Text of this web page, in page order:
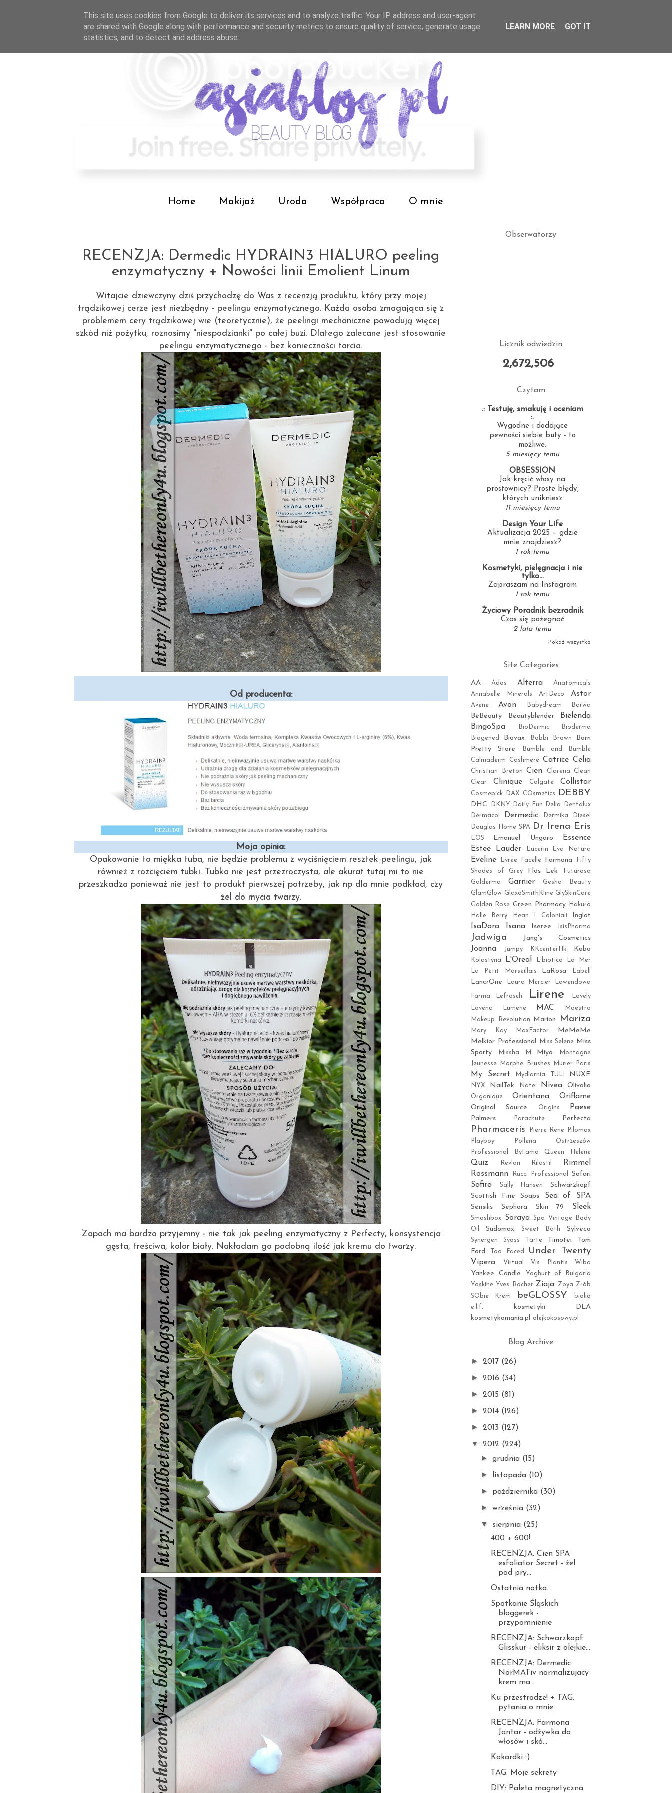
Home Makijaż Uroda Współpraca O mnie
RECENZJA: Dermedic HYDRAIN3 HIALURO peeling
enzymatyczny + Nowości linii Emolient Linum
Witajcie dziewczyny dziś przychodzę do Was z recenzją produktu, który przy mojej
trądzikowej cerze jest niezbędny - peelingu enzymatycznego. Każda osoba zmagająca się z
problemem cery trądzikowej wie (teoretycznie), że peelingi mechaniczne powodują więcej
szkód niż pożytku, roznosimy "niespodzianki" po całej buzi. Dlatego zalecane jest stosowanie
peelingu enzymatycznego - bez konieczności tarcia.
Od producenta:
Moja opinia:
Opakowanie to miękka tuba, nie będzie problemu z wyciśnięciem resztek peelingu, jak
również z rozcięciem tubki. Tubka nie jest przezroczysta, ale akurat tutaj mi to nie
przeszkadza ponieważ nie jest to produkt pierwszej potrzeby, jak np dla mnie podkład, czy
żel do mycia twarzy.
Zapach ma bardzo przyjemny - nie tak jak peeling enzymatyczny z Perfecty, konsystencja
gęsta, treściwa, kolor biały. Nakładam go podobną ilość jak kremu do twarzy.
Obserwatorzy
Licznik odwiedzin
2,672,506
Czytam
.: Testuję, smakuję i oceniam
:.
Wygodne i dodające
pewności siebie buty - to
możliwe.
5 miesięcy temu
OBSESSION
Jak kręcić włosy na
prostownicy? Proste błędy,
których unikniesz
11 miesięcy temu
Design Your Life
Aktualizacja 2025 – gdzie
mnie znajdziesz?
1 rok temu
Kosmetyki, pielęgnacja i nie
tylko...
Zapraszam na Instagram
1 rok temu
Życiowy Poradnik bezradnik
Czas się pożegnać
2 lata temu
Pokaż wszystko
Site Categories
AA Ados Alterra
Anatomicals
Annabelle Minerals
ArtDeco Astor
Avene Avon Babydream Barwa
BeBeauty Beautyblender
Bielenda
BingoSpa
BioDermic
Bioderma
Biogened
Biovax Bobbi Brown
Born
Pretty Store
Bumble and Bumble
Calmaderm
Cashmere Catrice Celia
Christian Breton Cien Clarena
Clean
Clear
Clinique Colgate Collistar
Cosmepick DAX COsmetics DEBBY
DHC DKNY Dairy Fun Delia
Dentalux
Dermacol
Dermedic Dermika
Diesel
Douglas Home SPA Dr Irena Eris
EOS Emanuel Ungaro
Essence
Estee Lauder
Eucerin Eva Natura
Eveline Evree Facelle Farmona
Fifty
Shades of Grey
Flos Lek
Futurosa
Galderma
Garnier
Gesha Beauty
GlamGlow GlaxoSmithKline GlySkinCare
Golden Rose Green Pharmacy
Hakuro
Halle Berry
Hean I Coloniali Inglot
IsaDora Isana Iseree IsisPharma
Jadwiga Jang's Cosmetics
Joanna Jumpy KKcenterHk Kobo
Kolastyna L'Oreal L'biotica
La Mer
La Petit Marseillais
LaRosa Labell
LancrOne Laura Mercier Lawendowa
Farma Lefrosch Lirene
Lovely
Lovena
Lumene MAC
Maestro
Makeup Revolution
Marion Mariza
Mary Kay MaxFactor
MeMeMe
Melkior Professional
Miss Selene Miss
Sporty
Missha M Miyo
Montagne
Jeunesse
Morphe Brushes Murier Paris
My Secret Mydlarnia TULI NUXE
NYX NailTek Natei Nivea Olivolio
Organique Orientana Oriflame
Original Source Origins Paese
Palmers Parachute Perfecta
Pharmaceris Pierre Rene
Pilomax
Playboy
Pollena Ostrzeszów
Professional ByFama
Queen Helene
Quiz Revlon Rilastil
Rimmel
Rossmann
Rucci Professional Safari
Safira Sally Hansen
Schwarzkopf
Scottish Fine Soaps
Sea of SPA
Sensilis Sephora Skin 79 Sleek
Smashbox Soraya Spa Vintage Body
Oil
Sudomax Sweet Bath Sylveco
Synergen Syoss Tarte Timotei
Tom
Ford
Too Faced Under Twenty
Vipera Virtual Vis Plantis Wibo
Yankee Candle
Yoghurt of Bulgaria
Yoskine Yves Rocher Ziaja Zoya Zrób
SObie Krem
beGLOSSY
bioliq
e.l.f.
kosmetyki DLA
kosmetykomania.pl olejkokosowy.pl
Blog Archive
► 2017 (26)
► 2016 (34)
► 2015 (81)
► 2014 (126)
► 2013 (127)
▼ 2012 (224)
►grudnia (15)
► listopada (10)
► października (30)
►września (32)
▼ sierpnia (25)
400 + 600!
RECENZJA: Cien SPA
exfoliator Secret - żel
pod pry...
Ostatnia notka...
Spotkanie Śląskich
bloggerek -
przypomnienie
RECENZJA: Schwarzkopf
Glisskur - eliksir z olejkie...
RECENZJA: Dermedic
NorMATiv normalizujacy
krem ma...
Ku przestrodze! + TAG:
pytania o mnie
RECENZJA: Farmona
Jantar - odżywka do
włosów i skó...
Kokardki :)
TAG: Moje sekrety
DIY: Paleta magnetyczna
This site uses cookies from Google to deliver its services and to analyze traffic. Your IP address and user-agent
are shared with Google along with performance and security metrics to ensure quality of service, generate usage
statistics, and to detect and address abuse.
LEARN MORE GOT IT